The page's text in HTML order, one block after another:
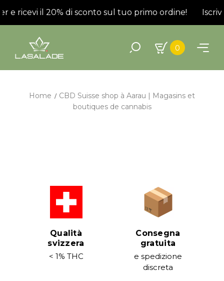
e ricevi il 20% di sconto sul tuo primo ordine!
0
Home
CBD Suisse shop à Aarau | Magasins et
boutiques de cannabis
Qualità
svizzera
< 1% THC
Consegna
gratuita
e spedizione
discreta